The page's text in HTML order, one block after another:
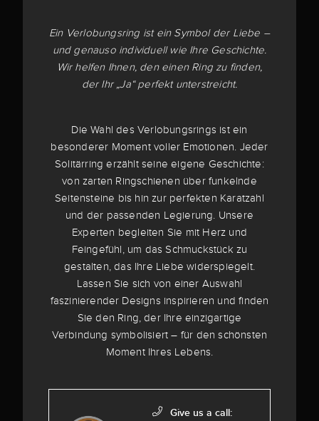
Ein Verlobungsring ist ein Symbol der Liebe –
und genauso individuell wie Ihre Geschichte.
Wir helfen Ihnen, den einen Ring zu finden,
der Ihr „Ja“ perfekt unterstreicht.
Die Wahl des Verlobungsrings ist ein
besonderer Moment voller Emotionen. Jeder
Solitärring erzählt seine eigene Geschichte:
von zarten Ringschienen über funkelnde
Seitensteine bis hin zur perfekten Karatzahl
und der passenden Legierung. Unsere
Experten begleiten Sie mit Herz und
Feingefühl, um das Schmuckstück zu
gestalten, das Ihre Liebe widerspiegelt.
Lassen Sie sich von einer Auswahl
faszinierender Designs inspirieren und finden
Sie den Ring, der Ihre einzigartige
Verbindung symbolisiert – für den schönsten
Moment Ihres Lebens.
Give us a call: